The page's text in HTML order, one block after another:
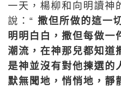
一天，楊柳和向明讀神
說：“ 撒但所做的這一
明明白白，撒但每做一
潮流，在神那兒都知道
是神並沒有對他揀選的
默無聞地，悄悄地，靜